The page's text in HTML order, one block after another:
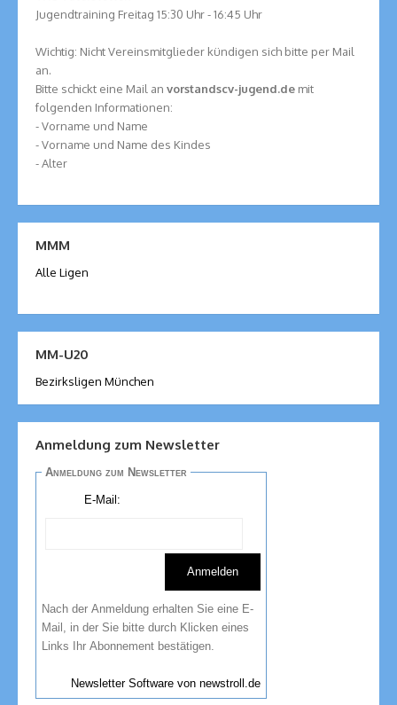
Jugendtraining Freitag 15:30 Uhr - 16:45 Uhr
Wichtig: Nicht Vereinsmitglieder kündigen sich bitte per Mail
an.
Bitte schickt eine Mail an vorstandscv-jugend.de mit
folgenden Informationen:
- Vorname und Name
- Vorname und Name des Kindes
- Alter
MMM
Alle Ligen
MM-U20
Bezirksligen München
Anmeldung zum Newsletter
Anmeldung zum Newsletter
E-Mail:
Nach der Anmeldung erhalten Sie eine E-
Mail, in der Sie bitte durch Klicken eines
Links Ihr Abonnement bestätigen.
Newsletter Software von newstroll.de